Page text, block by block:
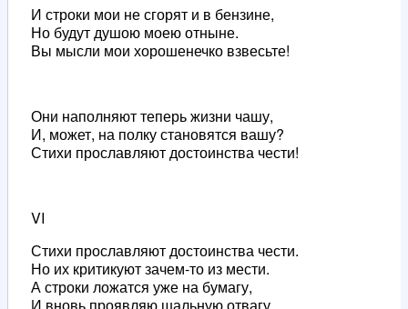
И строки мои не сгорят и в бензине,
Но будут душою моею отныне.
Вы мысли мои хорошенечко взвесьте!
Они наполняют теперь жизни чашу,
И, может, на полку становятся вашу?
Стихи прославляют достоинства чести!
VI
Стихи прославляют достоинства чести.
Но их критикуют зачем-то из мести.
А строки ложатся уже на бумагу,